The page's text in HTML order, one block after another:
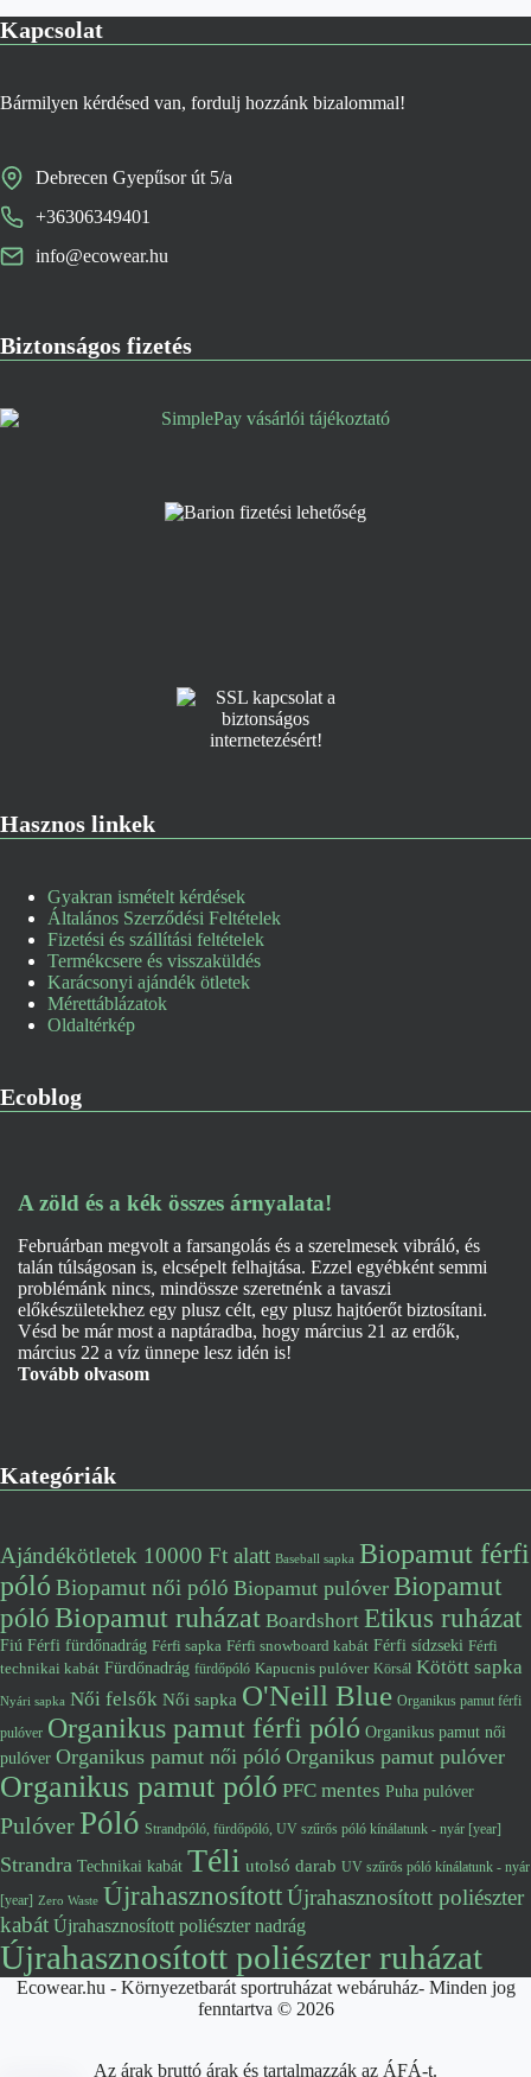
Kapcsolat
Bármilyen kérdésed van, fordulj hozzánk bizalommal!
Debrecen Gyepűsor út 5/a
+36306349401
info@ecowear.hu
Biztonságos fizetés
Hasznos linkek
Gyakran ismételt kérdések
Általános Szerződési Feltételek
Fizetési és szállítási feltételek
Termékcsere és visszaküldés
Karácsonyi ajándék ötletek
Mérettáblázatok
Oldaltérkép
Ecoblog
A zöld és a kék összes árnyalata!
Februárban megvolt a farsangolás és a szerelmesek vibráló, és
talán túlságosan is, elcsépelt felhajtása. Ezzel egyébként semmi
problémánk nincs, mindössze szeretnénk a tavaszi
előkészületekhez egy plusz célt, egy plusz hajtóerőt biztosítani.
Vésd be már most a naptáradba, hogy március 21 az erdők,
március 22 a víz ünnepe lesz idén is!
Tovább olvasom
Kategóriák
Ajándékötletek 10000 Ft alatt Baseball sapka Biopamut férfi
póló Biopamut női póló Biopamut pulóver Biopamut
pólóBiopamut ruházat Boardshort Etikus ruházat
Fiú Férfi fürdőnadrág Férfi sapka Férfi snowboard kabát Férfi sídzseki Férfi
technikai kabát Fürdőnadrág fürdőpóló Kapucnis pulóver Körsál Kötött sapka
Nyári sapka Női felsők Női sapka O'Neill Blue Organikus pamut férfi
pulóver Organikus pamut férfi póló Organikus pamut női
pulóver Organikus pamut női póló Organikus pamut pulóver
Organikus pamut póló PFC mentes Puha pulóver
PulóverPóló Strandpóló, fürdőpóló, UV szűrős póló kínálatunk - nyár [year]
Strandra Technikai kabát Téli utolsó darab UV szűrős póló kínálatunk - nyár
[year] Zero Waste ÚjrahasznosítottÚjrahasznosított poliészter
kabát Újrahasznosított poliészter nadrág
Újrahasznosított poliészter ruházat
Ecowear.hu - Környezetbarát sportruházat webáruház- Minden jog
fenntartva © 2026
Az árak bruttó árak és tartalmazzák az ÁFÁ-t.